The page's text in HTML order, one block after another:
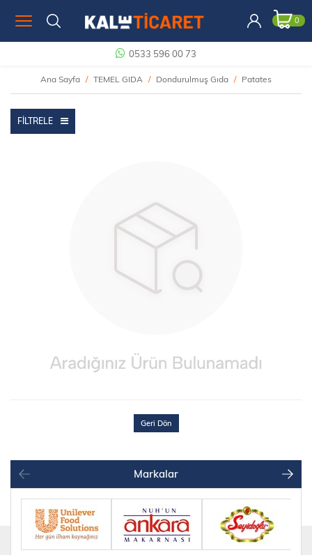
0
0533 596 00 73
Ana Sayfa TEMEL GIDA Dondurulmuş Gıda Patates
FILTRELE
Geri Dön
Markalar